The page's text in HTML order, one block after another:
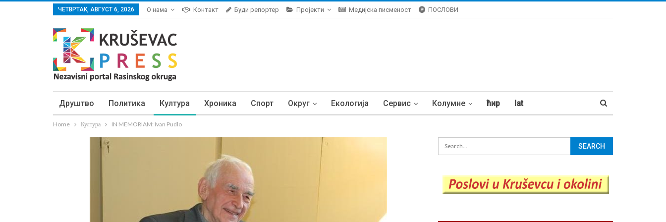
ЧЕТВРТАК, АВГУСТ 6, 2026 О нама Контакт Буди репортер Пројекти Медијска писменост ПОСЛОВИ
Друштво Политика Култура Хроника Спорт Округ Екологија Сервис Колумне ћир lat
Home Култура IN MEMORIAM: Ivan Pudlo